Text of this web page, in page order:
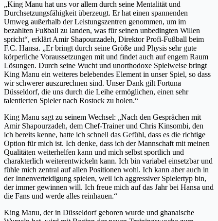
„King Manu hat uns vor allem durch seine Mentalität und
Durchsetzungsfähigkeit überzeugt. Er hat einen spannenden
Umweg außerhalb der Leistungszentren genommen, um im
bezahlten Fußball zu landen, was für seinen unbedingten Willen
spricht“, erklärt Amir Shapourzadeh, Direktor Profi-Fußball beim
F.C. Hansa. „Er bringt durch seine Größe und Physis sehr gute
körperliche Voraussetzungen mit und findet auch auf engem Raum
Lösungen. Durch seine Wucht und unorthodoxe Spielweise bringt
King Manu ein weiteres belebendes Element in unser Spiel, so dass
wir schwerer auszurechnen sind. Unser Dank gilt Fortuna
Düsseldorf, die uns durch die Leihe ermöglichen, einen sehr
talentierten Spieler nach Rostock zu holen.“
King Manu sagt zu seinem Wechsel: „Nach den Gesprächen mit
Amir Shapourzadeh, dem Chef-Trainer und Chris Kinsombi, den
ich bereits kenne, hatte ich schnell das Gefühl, dass es die richtige
Option für mich ist. Ich denke, dass ich der Mannschaft mit meinen
Qualitäten weiterhelfen kann und mich selbst sportlich und
charakterlich weiterentwickeln kann. Ich bin variabel einsetzbar und
fühle mich zentral auf allen Positionen wohl. Ich kann aber auch in
der Innenverteidigung spielen, weil ich aggressiver Spielertyp bin,
der immer gewinnen will. Ich freue mich auf das Jahr bei Hansa und
die Fans und werde alles reinhauen.“
King Manu, der in Düsseldorf geboren wurde und ghanaische